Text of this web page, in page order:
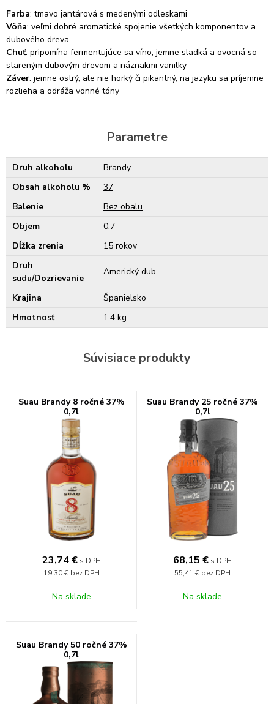
Farba: tmavo jantárová s medenými odleskami
Vôňa: veľmi dobré aromatické spojenie všetkých komponentov a
dubového dreva
Chuť: pripomína fermentujúce sa víno, jemne sladká a ovocná so
stareným dubovým drevom a náznakmi vanilky
Záver: jemne ostrý, ale nie horký či pikantný, na jazyku sa príjemne
rozlieha a odráža vonné tóny
Parametre
Druh alkoholu
Brandy
Obsah alkoholu %
37
Balenie
Bez obalu
Objem
0.7
Dĺžka zrenia
15 rokov
Druh
sudu/Dozrievanie
Americký dub
Krajina
Španielsko
Hmotnosť
1,4 kg
Súvisiace produkty
Suau Brandy 8 ročné 37%
0,7l
23,74 € s DPH
19,30 € bez DPH
Na sklade
Suau Brandy 25 ročné 37%
0,7l
68,15 € s DPH
55,41 € bez DPH
Na sklade
Suau Brandy 50 ročné 37%
0,7l